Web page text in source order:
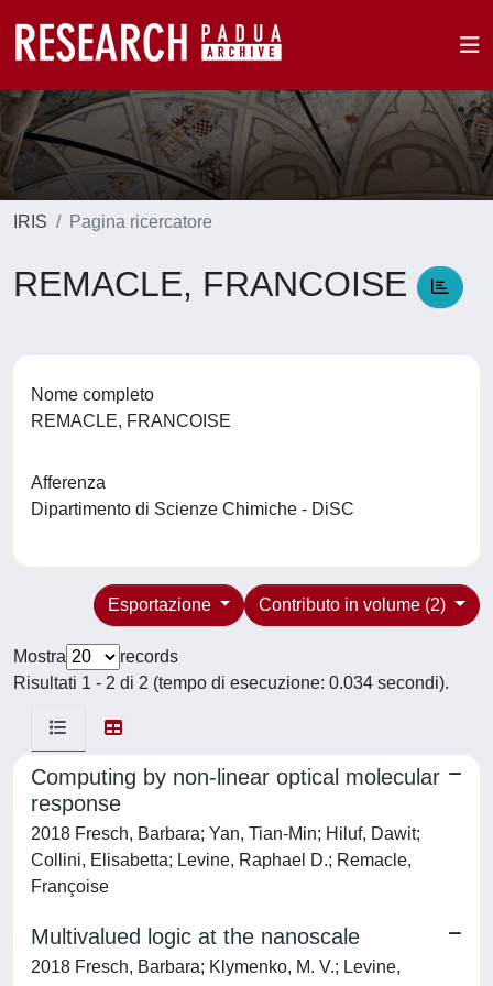
IRIS Pagina ricercatore
REMACLE, FRANCOISE
Nome completo
REMACLE, FRANCOISE
Afferenza
Dipartimento di Scienze Chimiche - DiSC
Contributo in volume (2)
Esportazione
Mostra
records
Risultati 1 - 2 di 2 (tempo di esecuzione: 0.034 secondi).
Computing by non-linear optical molecular
response
2018 Fresch, Barbara; Yan, Tian-Min; Hiluf, Dawit;
Collini, Elisabetta; Levine, Raphael D.; Remacle,
Françoise
Multivalued logic at the nanoscale
2018 Fresch, Barbara; Klymenko, M. V.; Levine,